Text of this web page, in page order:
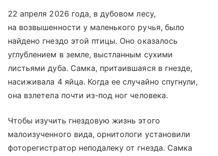
22 апреля 2026 года, в дубовом лесу,
на возвышенности у маленького ручья, было
найдено гнездо этой птицы. Оно оказалось
углублением в земле, выстланным сухими
листьями дуба. Самка, притаившаяся в гнезде,
насиживала 4 яйца. Когда ее случайно спугнули,
она взлетела почти из-под ног человека.
Чтобы изучить гнездовую жизнь этого
малоизученного вида, орнитологи установили
фоторегистратор неподалеку от гнезда. Самка